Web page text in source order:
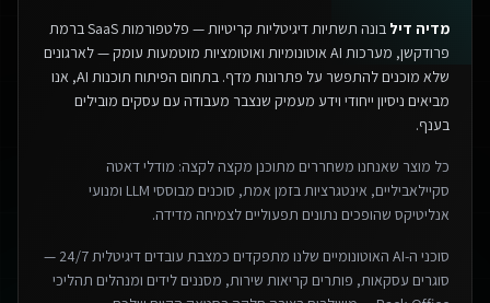
מדיה דיל
בונה תשתיות דיגיטליות קריטיות — פלטפורמות SaaS ברמת
פרודקשן, מערכות AI אוטונומיות ואוטומציות מוטמעות עומק — לארגונים
שלא מוכנים להתפשר על פתרונות מדף.
בתחום הפיתוח תוכנות AI, אנו
מביאים ניסיון ייחודי וידע מעמיק שנצבר מעבודה עם עסקים מובילים
בענף.
כל מוצר שאנחנו משחררים מתוכנן מקצה לקצה: מודלי דאטה
סקיילאביליים, אינטגרציות בזמן אמת, סוכנים מבוססי LLM ומנועי
אנליטיקס שהופכים נתונים תפעוליים לצמיחה מדידה.
סוכני ה-AI האוטונומיים שלנו מתפקדים כמצבת עובדים דיגיטלית 24/7 —
סוגרים עסקאות, פותרים קריאות שירות, מסננים לידים ומנהלים תהליכי